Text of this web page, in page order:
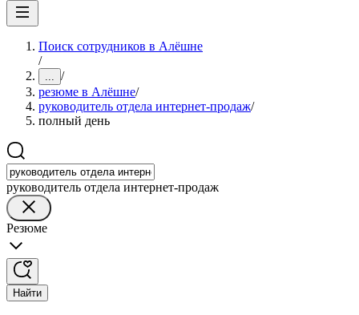
Поиск сотрудников в Алёшне
/
... /
резюме в Алёшне/
руководитель отдела интернет-продаж/
полный день
руководитель отдела интернет-продаж
Резюме
Найти